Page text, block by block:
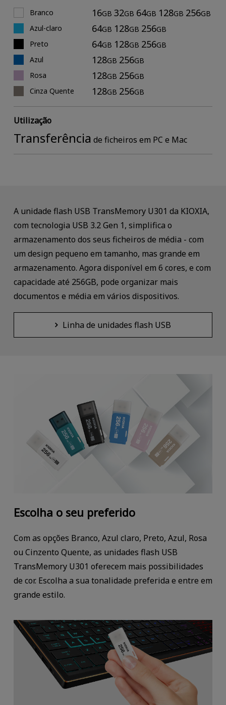
Branco 16GB 32GB 64GB 128GB 256GB
Azul-claro
64GB 128GB 256GB
Preto
64GB 128GB 256GB
Azul
128GB 256GB
Rosa
128GB 256GB
Cinza Quente
128GB 256GB
Utilização
Transferência de ficheiros em PC e Mac
A unidade flash USB TransMemory U301 da KIOXIA,
com tecnologia USB 3.2 Gen 1, simplifica o
armazenamento dos seus ficheiros de média - com
um design pequeno em tamanho, mas grande em
armazenamento. Agora disponível em 6 cores, e com
capacidade até 256GB, pode organizar mais
documentos e média em vários dispositivos.
Linha de unidades flash USB
Escolha o seu preferido
Com as opções Branco, Azul claro, Preto, Azul, Rosa
ou Cinzento Quente, as unidades flash USB
TransMemory U301 oferecem mais possibilidades
de cor. Escolha a sua tonalidade preferida e entre em
grande estilo.